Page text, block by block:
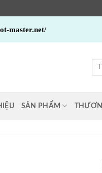
master.net/
Tìm
SẢN PHẨM